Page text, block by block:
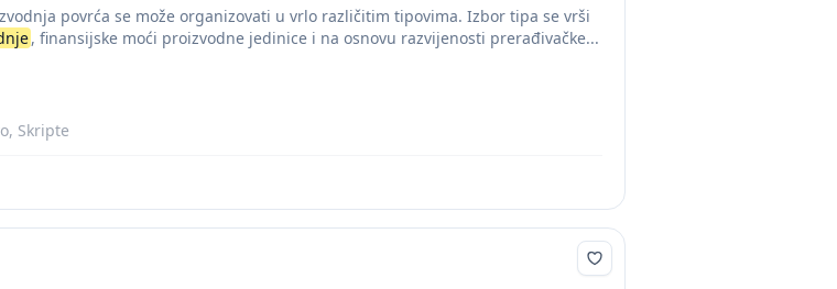
povrća se može organizovati u vrlo različitim tipovima. Izbor tipa se vrši
, finansijske moći proizvodne jedinice i na osnovu razvijenosti prerađivačke...
Skripte